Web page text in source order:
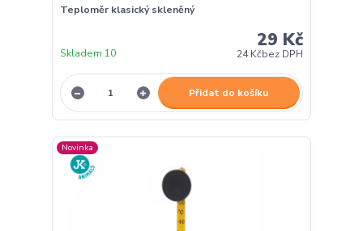
Teploměr klasický skleněný
29 Kč
24 Kčbez DPH
Skladem 10
Přidat do košíku
Novinka